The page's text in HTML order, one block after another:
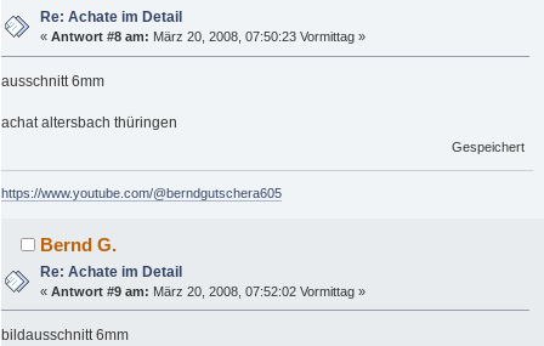
Re: Achate im Detail
«Antwort #8 am: März 20, 2008, 07:50:23 Vormittag »
ausschnitt 6mm
achat altersbach thüringen
Gespeichert
https://www.youtube.com/@berndgutschera605
Bernd G.
Re: Achate im Detail
«Antwort #9 am: März 20, 2008, 07:52:02 Vormittag »
bildausschnitt 6mm